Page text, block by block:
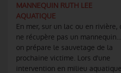
MANNEQUIN RUTH LEE
AQUATIQUE
En mer, sur un lac ou en rivière,
ne récupère pas un mannequin…
on prépare le sauvetage de la
prochaine victime. Lors d'une
intervention en milieu